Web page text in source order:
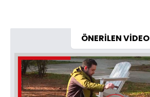
ÖNERİLEN VİDEO